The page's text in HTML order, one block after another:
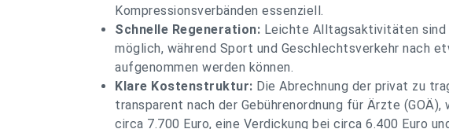
Kompressionsverbänden essenziell.
Schnelle Regeneration: Leichte Alltagsaktivitäten sind
möglich, während Sport und Geschlechtsverkehr nach
aufgenommen werden können.
Klare Kostenstruktur: Die Abrechnung der privat zu
transparent nach der Gebührenordnung für Ärzte
circa 7.700 Euro, eine Verdickung bei circa 6.400 Euro